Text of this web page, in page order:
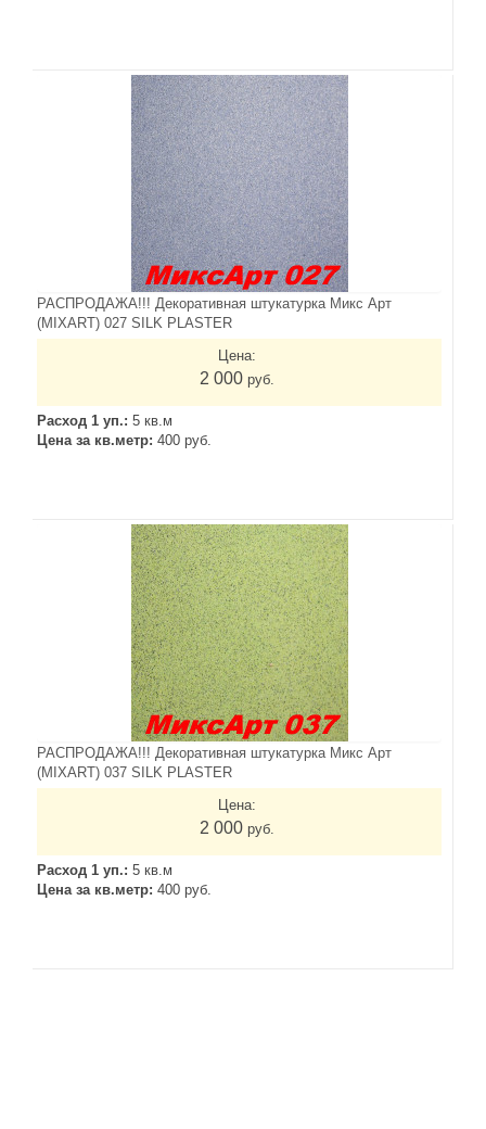
РАСПРОДАЖА!!! Декоративная штукатурка Микс Арт
(MIXART) 027 SILK PLASTER
Цена:
2 000 руб.
Расход 1 уп.: 5 кв.м
Цена за кв.метр: 400 руб.
РАСПРОДАЖА!!! Декоративная штукатурка Микс Арт
(MIXART) 037 SILK PLASTER
Цена:
2 000 руб.
Расход 1 уп.: 5 кв.м
Цена за кв.метр: 400 руб.